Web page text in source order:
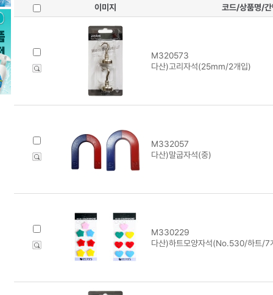
이미지 코드/상품명/간
M320573
다산)고리자석(25mm/2개입)
M332057
다산)말굽자석(중)
M330229
다산)하트모양자석(No.530/하트/7